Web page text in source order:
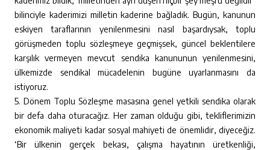
bilinciyle kaderimizi milletin kaderine bağladık. Bugün, kanunun
eskiyen taraflarının yenilenmesini nasıl başardıysak, toplu
görüşmeden toplu sözleşmeye geçmişsek, güncel beklentilere
karşılık vermeyen mevcut sendika kanununun yenilenmesini,
ülkemizde sendikal mücadelenin bugüne uyarlanmasını da
istiyoruz.
5. Dönem Toplu Sözleşme masasına genel yetkili sendika olarak
bir defa daha oturacağız. Her zaman olduğu gibi, tekliflerimizin
ekonomik maliyeti kadar sosyal mahiyeti de önemlidir, diyeceğiz.
‘Bir ülkenin gerçek bekası, çalışma hayatının üretkenliği,